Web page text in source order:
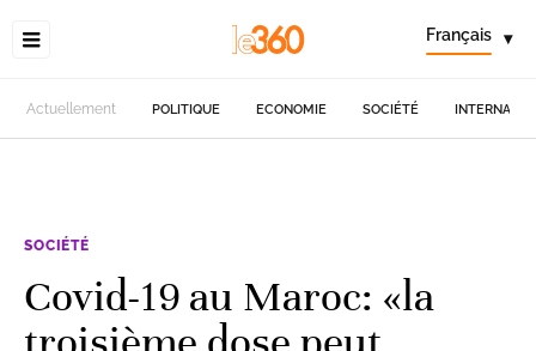
Français ▾
Actuellement POLITIQUE ECONOMIE SOCIÉTÉ
SOCIÉTÉ
Covid-19 au Maroc: «la